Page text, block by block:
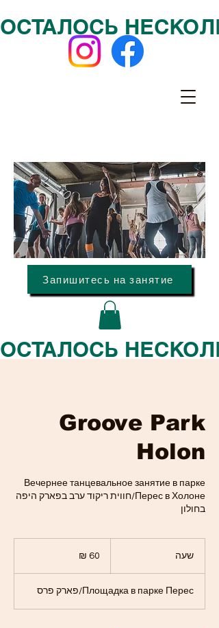
Запишитесь на занятие
ОСТАЛОСЬ
ОСТАЛОСЬ
Groove Park
Holon
Вечернее танцевальное занятие в парке
Перес в Холоне/חווית ריקוד ערב בפארק היפה
בחולון
שעה
חדשים
Площадка в парке Перес/פארק פרס